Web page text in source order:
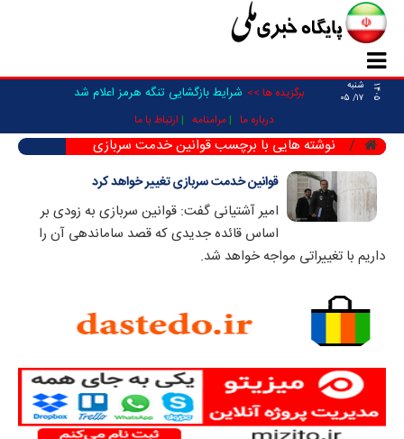
۱۴۰۵
شنبه
۱۷/ ۰۵
برگزیده ها >> شرایط بازگشایی تنگه هرمز اعلام شد
درباره ما مرامنامه ارتباط با ما
نوشته هایی با برچسب قوانین خدمت سربازی
قوانین خدمت سربازی تغییر خواهد کرد
امیر آشتیانی گفت: قوانین سربازی به زودی بر
اساس قائده جدیدی که قصد ساماندهی آن را
داریم با تغییراتی مواجه خواهد شد.